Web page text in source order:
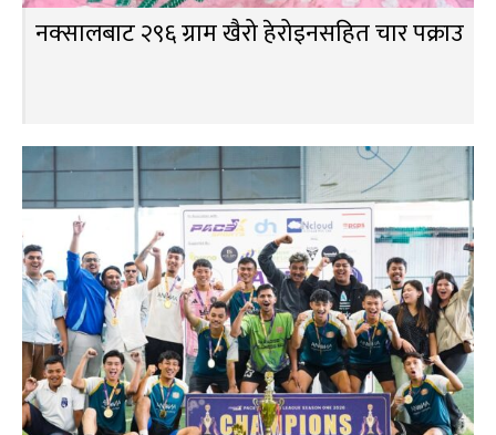
नक्सालबाट २९६ ग्राम खैरो हेरोइनसहित चार पक्राउ